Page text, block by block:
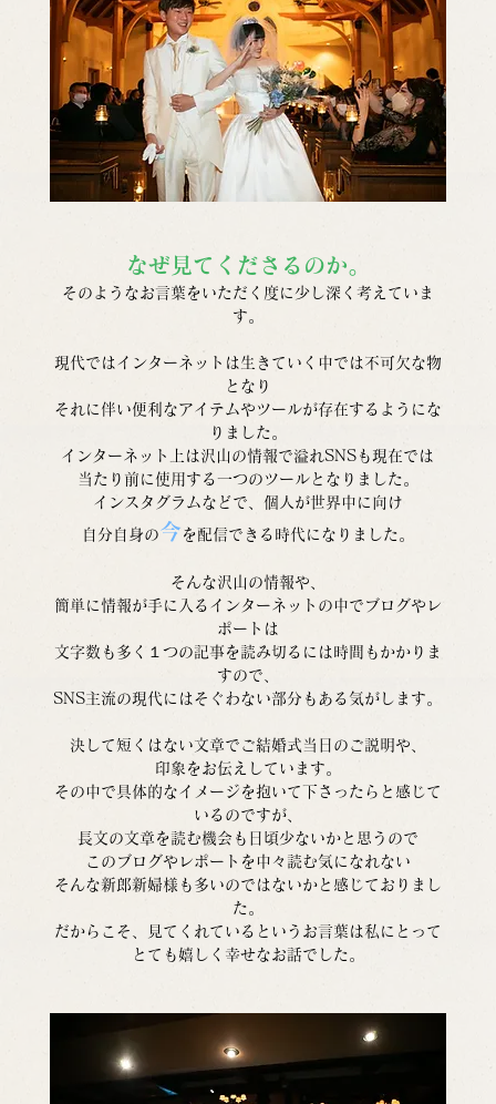
なぜ見てくださるのか。
そのようなお言葉をいただく度に少し深く考えていま
す。
現代ではインターネットは生きていく中では不可欠な物
となり
それに伴い便利なアイテムやツールが存在するようにな
りました。
インターネット上は沢山の情報で溢れSNSも現在では
当たり前に使用する一つのツールとなりました。
インスタグラムなどで、個人が世界中に向け
自分自身の今 を配信できる時代になりました。
そんな沢山の情報や、
簡単に情報が手に入るインターネットの中でブログやレ
ポートは
文字数も多く１つの記事を読み切るには時間もかかりま
すので、
SNS主流の現代にはそぐわない部分もある気がします。
決して短くはない文章でご結婚式当日のご説明や、
印象をお伝えしています。
その中で具体的なイメージを抱いて下さったらと感じて
いるのですが、
長文の文章を読む機会も日頃少ないかと思うので
このブログやレポートを中々読む気になれない
そんな新郎新婦様も多いのではないかと感じておりまし
た。
だからこそ、見てくれているというお言葉は私にとって
とても嬉しく幸せなお話でした。